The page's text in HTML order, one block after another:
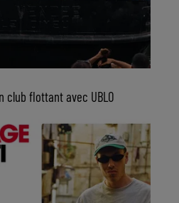
club flottant avec UBLO